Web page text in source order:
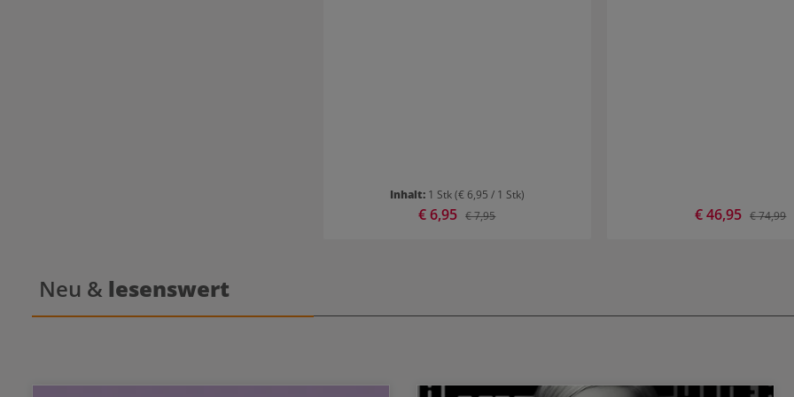
Inhalt: 1 Stk(€ 6,95 / 1 Stk)
Verkaufspreis:
€ 6,95 Regulärer Preis:
€ 7,95 Verkaufspreis:
€ 46,95 € 74,99
Neu & lesenswert